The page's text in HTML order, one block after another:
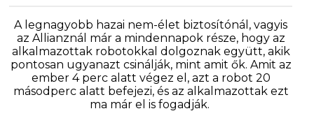
A legnagyobb hazai nem-élet biztosítónál, vagyis
az Allianznál már a mindennapok része, hogy az
alkalmazottak robotokkal dolgoznak együtt, akik
pontosan ugyanazt csinálják, mint amit ők. Amit az
ember 4 perc alatt végez el, azt a robot 20
másodperc alatt befejezi, és az alkalmazottak ezt
ma már el is fogadják.